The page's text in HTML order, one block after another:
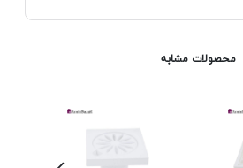
محصولات مشابه